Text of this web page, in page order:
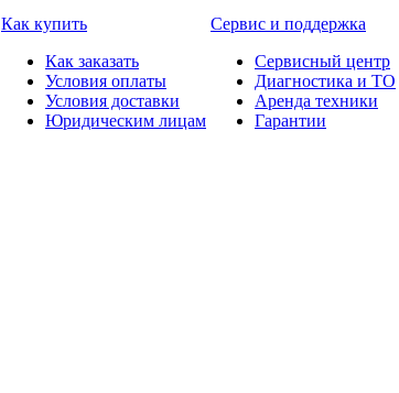
Как купить
Как заказать
Условия оплаты
Условия доставки
Юридическим лицам
Сервис и поддержка
Сервисный центр
Диагностика и ТО
Аренда техники
Гарантии